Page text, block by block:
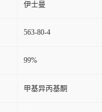
伊士曼
563-80-4
99%
甲基异丙基酮